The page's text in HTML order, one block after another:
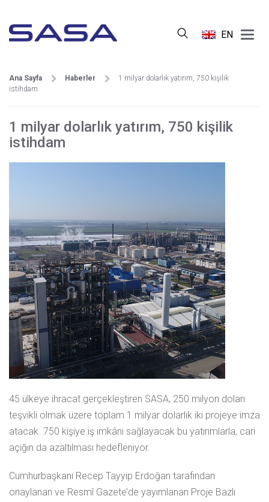
EN
Main
Menu
Ana Sayfa Haberler
1 milyar dolarlık yatırım, 750 kişilik
istihdam
1 milyar dolarlık yatırım, 750 kişilik
istihdam
45 ülkeye ihracat gerçekleştiren SASA, 250 milyon doları
teşvikli olmak üzere toplam 1 milyar dolarlık iki projeye imza
atacak. 750 kişiye iş imkânı sağlayacak bu yatırımlarla, cari
açığın da azaltılması hedefleniyor.
Cumhurbaşkanı Recep Tayyip Erdoğan tarafından
onaylanan ve Resmî Gazete’de yayımlanan Proje Bazlı